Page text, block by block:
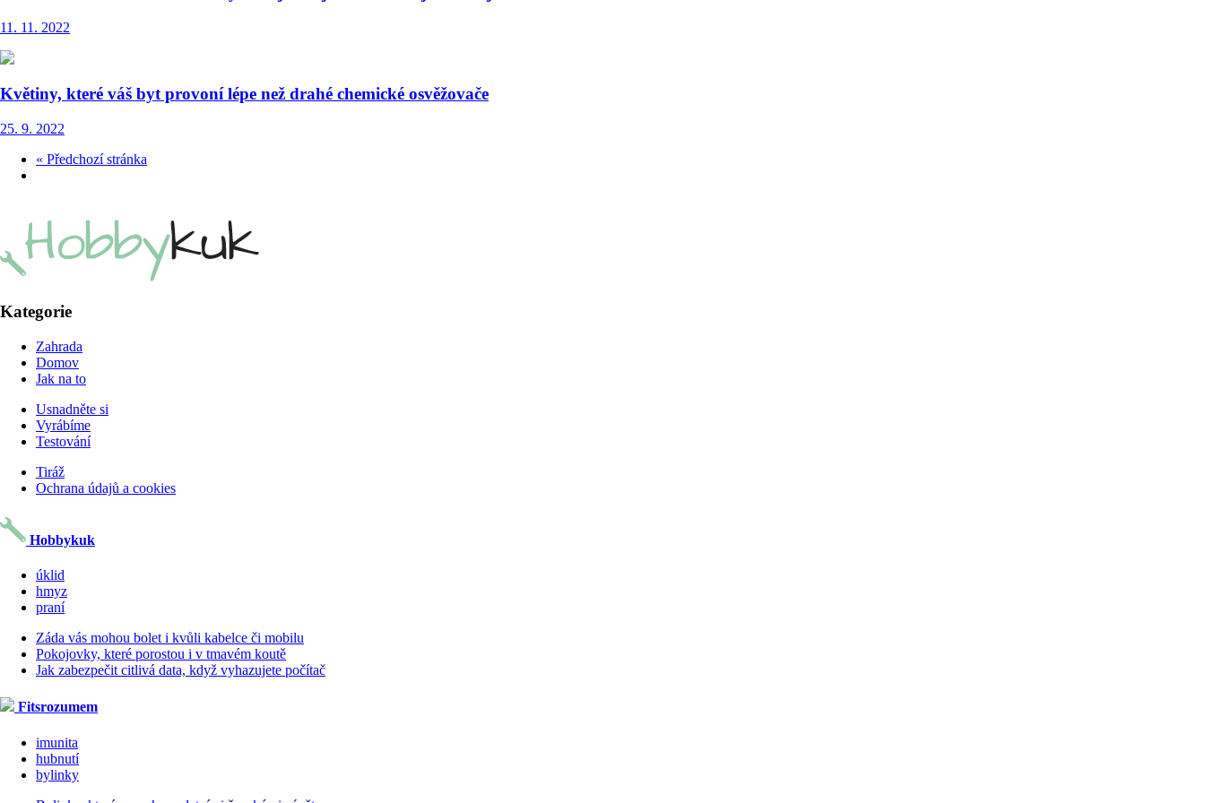
11. 11. 2022
Květiny, které váš byt provoní lépe než drahé chemické osvěžovače
25. 9. 2022
« Předchozí stránka
Kategorie
Zahrada
Domov
Jak na to
Usnadněte si
Vyrábíme
Testování
Tiráž
Ochrana údajů a cookies
Hobbykuk
úklid
hmyz
praní
Záda vás mohou bolet i kvůli kabelce či mobilu
Pokojovky, které porostou i v tmavém koutě
Jak zabezpečit citlivá data, když vyhazujete počítač
Fitsrozumem
imunita
hubnutí
bylinky